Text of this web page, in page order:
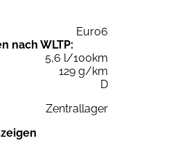
Euro6
nach WLTP:
5,6 l/100km
129 g/km
D
Zentrallager